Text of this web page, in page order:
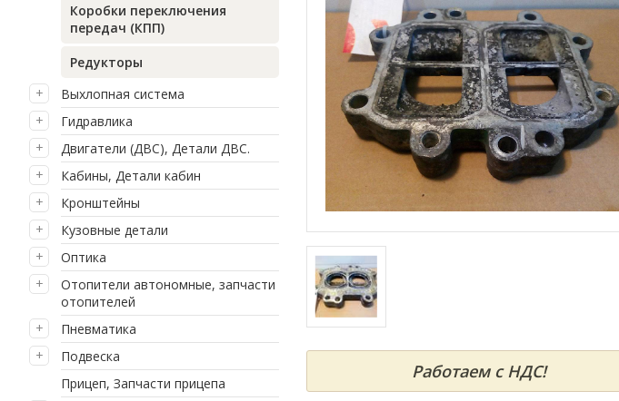
Коробки переключения
передач (КПП)
Редукторы
Выхлопная система
Гидравлика
Двигатели (ДВС), Детали ДВС.
Кабины, Детали кабин
Кронштейны
Кузовные детали
Оптика
Отопители автономные, запчасти
отопителей
Пневматика
Подвеска
Прицеп, Запчасти прицепа
Работаем с НДС!